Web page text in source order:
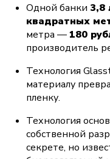
Одной банки 3,8
квадратных
метра — 180
производитель
Технология
материалу
пленку.
Технология
собственной
секрете, но